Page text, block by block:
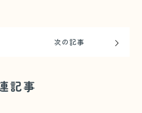
次の記事
記事